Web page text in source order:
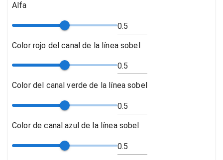
Alfa
Color rojo del canal de la línea sobel
Color del canal verde de la línea sobel
Color de canal azul de la línea sobel